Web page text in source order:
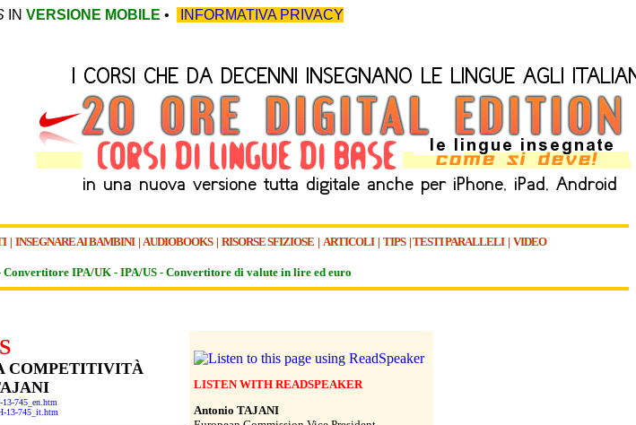
IN VERSIONE MOBILE • INFORMATIVA PRIVACY
| INSEGNARE AI BAMBINI| AUDIOBOOKS| RISORSE SFIZIOSE | ARTICOLI| TIPS|TESTI PARALLELI| VIDEO
Convertitore IPA/UK - IPA/US - Convertitore di valute in lire ed euro
COMPETITIVITÀ
13-745_en.htm
13-745_it.htm
LISTEN WITH READSPEAKER
Antonio TAJANI